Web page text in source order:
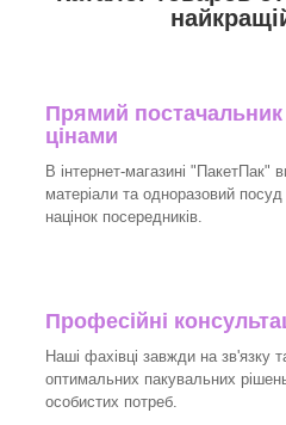
Прямий
цінами
В інтернет-магазині "ПакетПак"
матеріали та одноразовий
націнок посередників.
Професійні
Наші фахівці завжди на зв'язку
оптимальних пакувальних
особистих потреб.